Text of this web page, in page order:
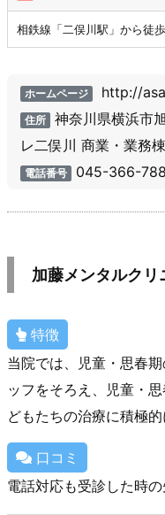
相鉄線「二俣川駅」から徒歩
ホームページ http://
住所 神奈川県横浜市
レ二俣川 商業・業務
電話番号 045-366-
加藤メンタルクリ
特徴
当院では、児童・思春
ッフをそろえ、児童・
どもたちの治療に積極
口コミ
電話対応も受診した時